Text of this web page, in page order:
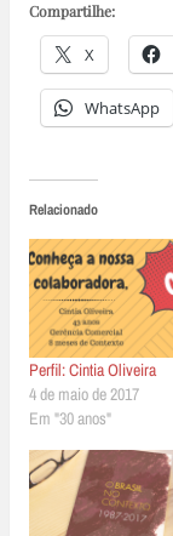
Compartilhe:
X
WhatsApp
Relacionado
Perfil: Cintia Oliveira
4 de maio de 2017
Em "30 anos"